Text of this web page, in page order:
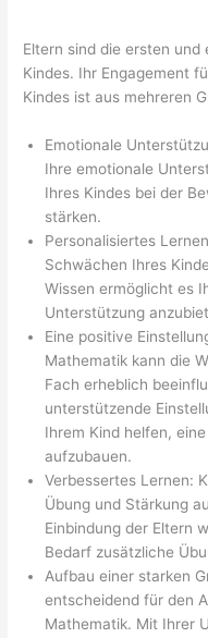
Eltern sind die ersten
Kindes. Ihr Engagement
Kindes ist aus mehreren
Emotionale
Ihre emotionale
Ihres Kindes bei der
stärken.
Personalisiertes
Schwächen Ihres
Wissen ermöglicht es
Unterstützung
Eine positive
Mathematik kann die
Fach erheblich
unterstützende
Ihrem Kind helfen,
aufzubauen.
Verbessertes Lernen:
Übung und Stärkung
Einbindung der Eltern
Bedarf zusätzliche
Aufbau einer starken
entscheidend für den
Mathematik. Mit Ihrer